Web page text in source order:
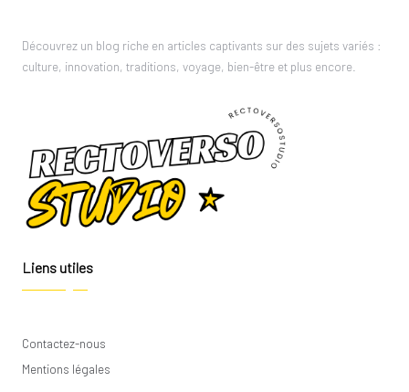
Découvrez un blog riche en articles captivants sur des sujets variés :
culture, innovation, traditions, voyage, bien-être et plus encore.
Liens utiles
Contactez-nous
Mentions légales